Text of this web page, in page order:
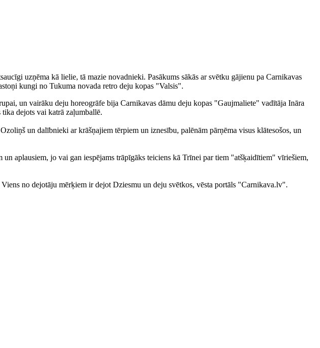
uzņēma kā lielie, tā mazie novadnieki. Pasākums sākās ar svētku gājienu pa Carnikavas
kungi no Tukuma novada retro deju kopas "Valsis".
un vairāku deju horeogrāfe bija Carnikavas dāmu deju kopas "Gaujmaliete" vadītāja Ināra
tika dejots vai katrā zaļumballē.
un dalībnieki ar krāšņajiem tērpiem un iznesību, palēnām pārņēma visus klātesošos, un
aplausiem, jo vai gan iespējams trāpīgāks teiciens kā Trīnei par tiem "atšķaidītiem" vīriešiem,
no dejotāju mērķiem ir dejot Dziesmu un deju svētkos, vēsta portāls "Carnikava.lv".